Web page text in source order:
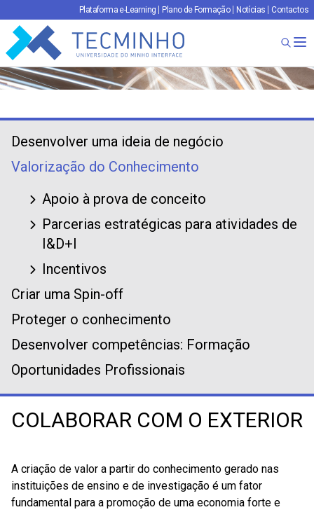
Plataforma e-Learning Plano de Formação Notícias Contactos
TECMINHO
Desenvolver uma ideia de negócio
Valorização do Conhecimento
Apoio à prova de conceito
Parcerias estratégicas para atividades de
I&D+I
Incentivos
Criar uma Spin-off
Proteger o conhecimento
Desenvolver competências: Formação
Oportunidades Profissionais
COLABORAR COM O EXTERIOR
A criação de valor a partir do conhecimento gerado nas
instituições de ensino e de investigação é um fator
fundamental para a promoção de uma economia forte e